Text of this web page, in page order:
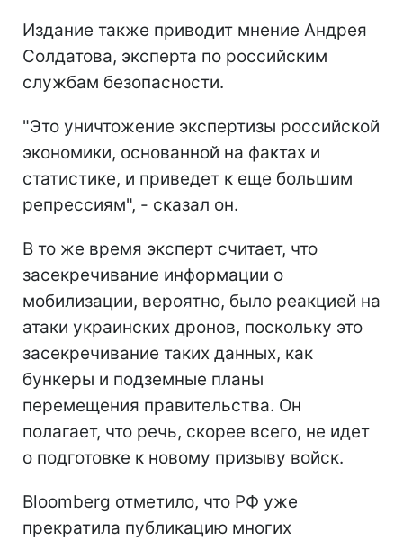
Издание также приводит мнение Андрея
Солдатова, эксперта по российским
службам безопасности.
"Это уничтожение экспертизы российской
экономики, основанной на фактах и
статистике, и приведет к еще большим
репрессиям", - сказал он.
В то же время эксперт считает, что
засекречивание информации о
мобилизации, вероятно, было реакцией на
атаки украинских дронов, поскольку это
засекречивание таких данных, как
бункеры и подземные планы
перемещения правительства. Он
полагает, что речь, скорее всего, не идет
о подготовке к новому призыву войск.
Bloomberg отметило, что РФ уже
прекратила публикацию многих